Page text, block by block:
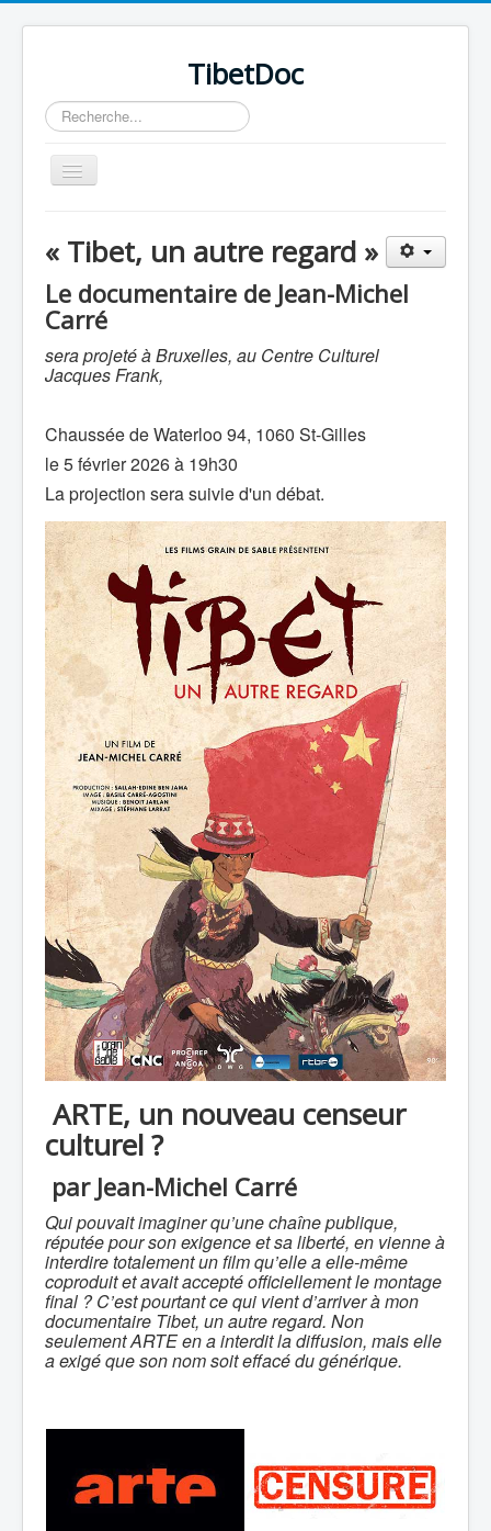
TibetDoc
Rechercher
Basculer
la
« Tibet, un autre regard »
Le documentaire de Jean-Michel
Carré
sera projeté à Bruxelles, au Centre Culturel
Jacques Frank,
Chaussée de Waterloo 94, 1060 St-Gilles
le 5 février 2026 à 19h30
La projection sera suivie d'un débat.
ARTE, un nouveau censeur
culturel ?
par Jean-Michel Carré
Qui pouvait imaginer qu’une chaîne publique,
réputée pour son exigence et sa liberté, en vienne à
interdire totalement un film qu’elle a elle-même
coproduit et avait accepté officiellement le montage
final ? C’est pourtant ce qui vient d’arriver à mon
documentaire Tibet, un autre regard. Non
seulement ARTE en a interdit la diffusion, mais elle
a exigé que son nom soit effacé du générique.